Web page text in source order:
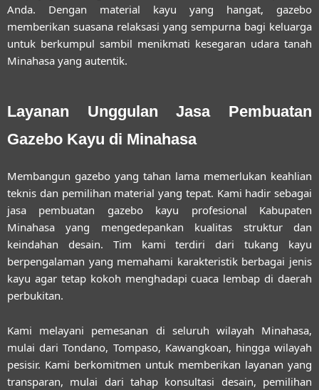
Anda. Dengan material kayu yang hangat, gazebo
memberikan suasana relaksasi yang sempurna bagi keluarga
untuk berkumpul sambil menikmati kesegaran udara tanah
Minahasa yang autentik.
Layanan Unggulan Jasa Pembuatan
Gazebo Kayu di Minahasa
Membangun gazebo yang tahan lama memerlukan keahlian
teknis dan pemilihan material yang tepat. Kami hadir sebagai
jasa pembuatan gazebo kayu profesional Kabupaten
Minahasa yang mengedepankan kualitas struktur dan
keindahan desain. Tim kami terdiri dari tukang kayu
berpengalaman yang memahami karakteristik berbagai jenis
kayu agar tetap kokoh menghadapi cuaca lembap di daerah
perbukitan.
Kami melayani pemesanan di seluruh wilayah Minahasa,
mulai dari Tondano, Tompaso, Kawangkoan, hingga wilayah
pesisir. Kami berkomitmen untuk memberikan layanan yang
transparan, mulai dari tahap konsultasi desain, pemilihan